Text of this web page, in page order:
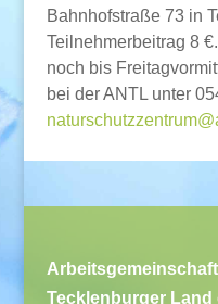
Bahnhofstraße 73 in
Teilnehmerbeitrag 8
noch bis
bei der ANTL unter
Tecklenburger Land